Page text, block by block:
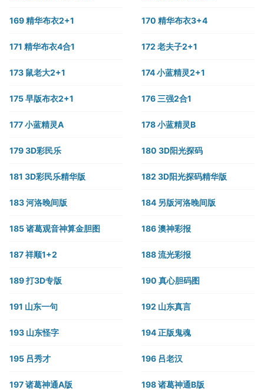
169 精华布衣2+1 170 精华布衣3+4
171 精华布衣4合1 172 老夫子2+1
173 鼠老大2+1 174 小蓝精灵2+1
175 早版布衣2+1 176 三强2合1
177 小蓝精灵A 178 小蓝精灵B
179 3D彩民乐 180 3D阳光探码
181 3D彩民乐精华版 182 3D阳光探码精华版
183 河洛晚间版 184 另版河洛晚间版
185 诸葛观音神算金胆图 186 澳神彩报
187 祥顺1+2 188 流光彩报
189 打3D专版 190 真心胆码图
191 山东一句 192 山东真言
193 山东怪字 194 正版鬼魂
195 吕秀才 196 吕老汉
197 诸葛神通A版 198 诸葛神通B版